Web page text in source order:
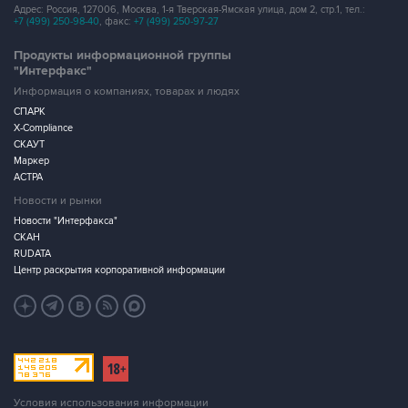
Адрес: Россия, 127006, Москва, 1-я Тверская-Ямская улица, дом 2, стр.1, тел.:
+7 (499) 250-98-40, факс: +7 (499) 250-97-27
Продукты информационной группы
"Интерфакс"
Информация о компаниях, товарах и людях
СПАРК
X-Compliance
СКАУТ
Маркер
АСТРА
Новости и рынки
Новости "Интерфакса"
СКАН
RUDATA
Центр раскрытия корпоративной информации
Условия использования информации